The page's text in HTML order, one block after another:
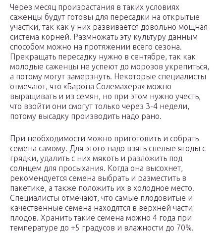
Через месяц произрастания в таких условиях
саженцы будут готовы для пересадки на открытые
участки, так как у них развивается довольно мощная
система корней. Размножать эту культуру данным
способом можно на протяжении всего сезона.
Прекращать пересадку нужно в сентябре, так как
молодые саженцы не успеют до морозов укрепиться,
а потому могут замерзнуть. Некоторые специалисты
отмечают, что «Барона Солемахера» можно
выращивать и из семян, но при этом нужно учесть,
что взойти они смогут только через 3-4 недели,
потому высадку производить надо рано.
При необходимости можно приготовить и собрать
семена самому. Для этого надо взять спелые ягоды с
грядки, удалить с них мякоть и разложить под
солнцем для просыхания. Когда она высохнет,
рекомендуется семена выбрать и разместить в
пакетике, а также положить их в холодное место.
Специалисты отмечают, что самые плодовитые и
качественные семена находятся в верхней части
плодов. Хранить такие семена можно 4 года при
температуре до +5 градусов и влажности до 70%.